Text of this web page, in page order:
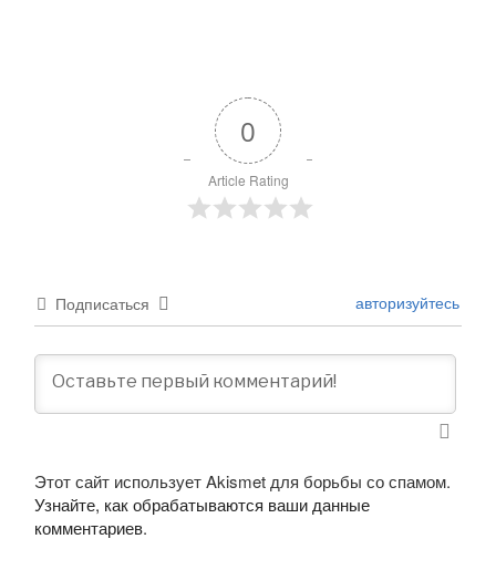
0
Article Rating
Подписаться авторизуйтесь
Этот сайт использует Akismet для борьбы со спамом.
Узнайте, как обрабатываются ваши данные
комментариев.